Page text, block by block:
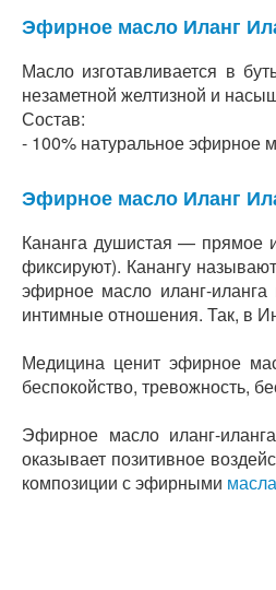
Эфирное масло Иланг
Масло изготавливается в
незаметной желтизной и
Состав:
- 100% натуральное эфирное
Эфирное масло Иланг
Кананга душистая — прямое
фиксируют). Канангу
эфирное масло иланг-
интимные отношения. Так, в
Медицина ценит эфирное
беспокойство, тревожность,
Эфирное масло иланг-
оказывает позитивное
композиции с эфирными